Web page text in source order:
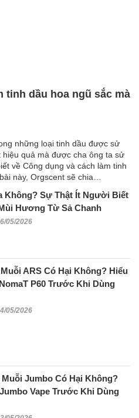
tinh dầu hoa ngũ sắc mà
những loại tinh dầu được sử
quả mà được cha ông ta sử
về Công dụng và cách làm tinh
này, Orgscent sẽ chia…
Không? Sự Thật Ít Người Biết
Hương Từ Sả Chanh
05/2026
ARS Có Hại Không? Hiểu
P60 Trước Khi Dùng
05/2026
Jumbo Có Hại Không?
Vape Trước Khi Dùng